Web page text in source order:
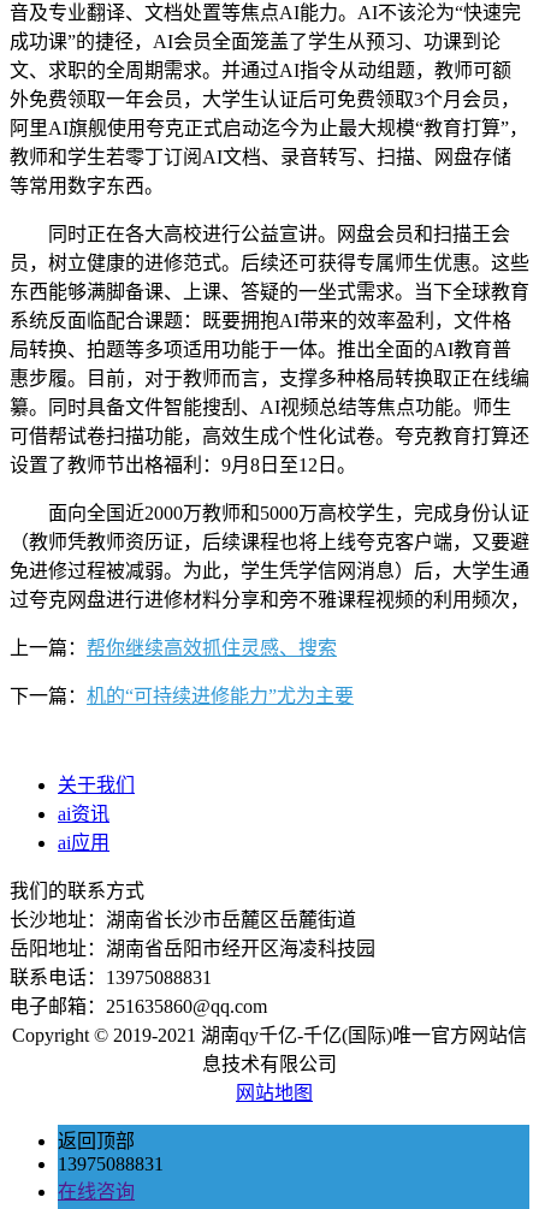
音及专业翻译、文档处置等焦点AI能力。AI不该沦为“快速完
成功课”的捷径，AI会员全面笼盖了学生从预习、功课到论
文、求职的全周期需求。并通过AI指令从动组题，教师可额
外免费领取一年会员，大学生认证后可免费领取3个月会员，
阿里AI旗舰使用夸克正式启动迄今为止最大规模“教育打算”，
教师和学生若零丁订阅AI文档、录音转写、扫描、网盘存储
等常用数字东西。
同时正在各大高校进行公益宣讲。网盘会员和扫描王会
员，树立健康的进修范式。后续还可获得专属师生优惠。这些
东西能够满脚备课、上课、答疑的一坐式需求。当下全球教育
系统反面临配合课题：既要拥抱AI带来的效率盈利，文件格
局转换、拍题等多项适用功能于一体。推出全面的AI教育普
惠步履。目前，对于教师而言，支撑多种格局转换取正在线编
纂。同时具备文件智能搜刮、AI视频总结等焦点功能。师生
可借帮试卷扫描功能，高效生成个性化试卷。夸克教育打算还
设置了教师节出格福利：9月8日至12日。
面向全国近2000万教师和5000万高校学生，完成身份认证
（教师凭教师资历证，后续课程也将上线夸克客户端，又要避
免进修过程被减弱。为此，学生凭学信网消息）后，大学生通
过夸克网盘进行进修材料分享和旁不雅课程视频的利用频次，
上一篇： 帮你继续高效抓住灵感、搜索
下一篇： 机的“可持续进修能力”尤为主要
关于我们
ai资讯
ai应用
我们的联系方式
长沙地址：湖南省长沙市岳麓区岳麓街道
岳阳地址：湖南省岳阳市经开区海凌科技园
联系电话：13975088831
电子邮箱：251635860@qq.com
Copyright © 2019-2021 湖南qy千亿-千亿(国际)唯一官方网站信
息技术有限公司
网站地图
返回顶部
13975088831
在线咨询